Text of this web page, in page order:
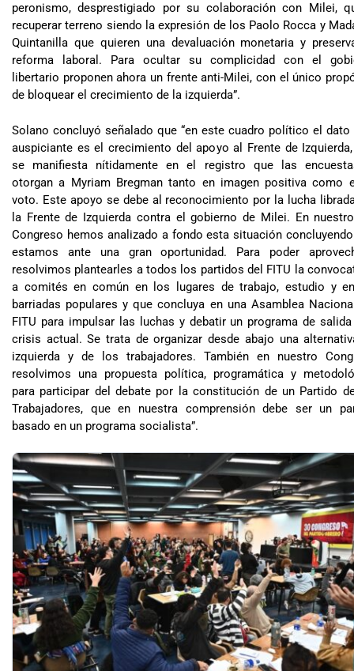
peronismo, desprestigiado por su colaboración con Milei,
recuperar terreno siendo la expresión de los Paolo Rocca y
Quintanilla que quieren una devaluación monetaria y
reforma laboral. Para ocultar su complicidad con el
libertario proponen ahora un frente anti-Milei, con el único
de bloquear el crecimiento de la izquierda”.
Solano concluyó señalado que “en este cuadro político el dato
auspiciante es el crecimiento del apoyo al Frente de
se manifiesta nítidamente en el registro que las
otorgan a Myriam Bregman tanto en imagen positiva como
voto. Este apoyo se debe al reconocimiento por la lucha
la Frente de Izquierda contra el gobierno de Milei. En
Congreso hemos analizado a fondo esta situación
estamos ante una gran oportunidad. Para poder
resolvimos plantearles a todos los partidos del FITU la
a comités en común en los lugares de trabajo, estudio y
barriadas populares y que concluya en una Asamblea
FITU para impulsar las luchas y debatir un programa de
crisis actual. Se trata de organizar desde abajo una
izquierda y de los trabajadores. También en nuestro
resolvimos una propuesta política, programática y
para participar del debate por la constitución de un Partido
Trabajadores, que en nuestra comprensión debe ser un
basado en un programa socialista”.